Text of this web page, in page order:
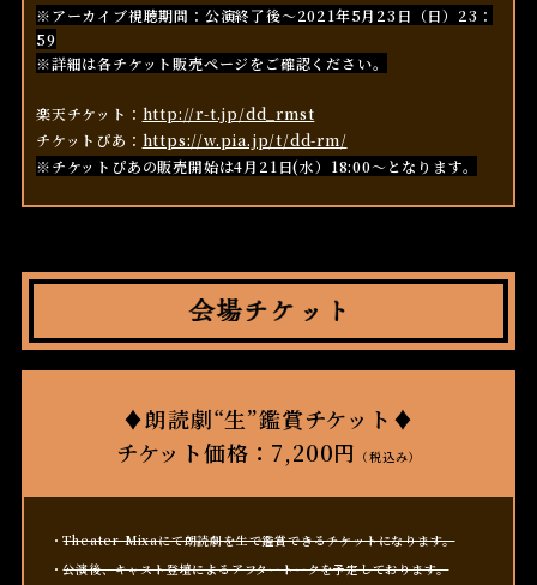
※アーカイブ視聴期間：公演終了後～2021年5月23日（日）23：
59
※詳細は各チケット販売ページをご確認ください。
楽天チケット： http://r-t.jp/dd_rmst
チケットぴあ： https://w.pia.jp/t/dd-rm/
※チケットぴあの販売開始は4月21日(水）18:00〜となります。
♦朗読劇“生”鑑賞チケット♦
チケット価格：7,200円 （税込み）
Theater Mixaにて朗読劇を生で鑑賞できるチケットになります。
公演後、キャスト登壇によるアフタートークを予定しております。